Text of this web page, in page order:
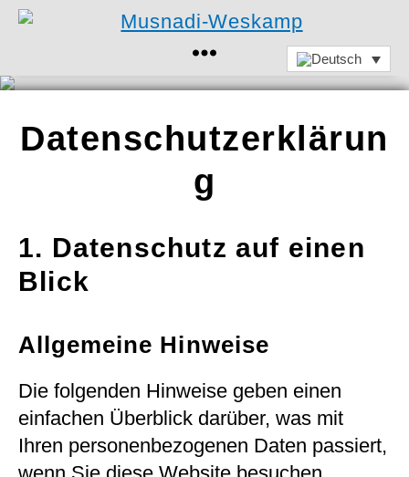
Musnadi-
Weskamp
Datenschutzerklärun
g
1. Datenschutz auf einen
Blick
Allgemeine Hinweise
Die folgenden Hinweise geben einen
einfachen Überblick darüber, was mit
Ihren personenbezogenen Daten passiert,